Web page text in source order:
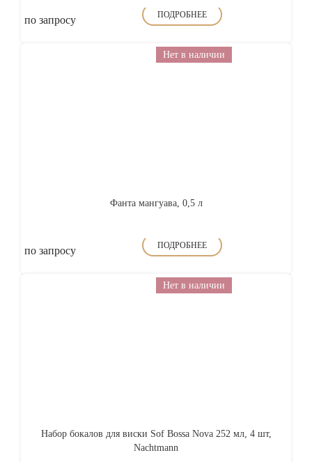
по запросу ПОДРОБНЕЕ
Нет в наличии
Фанта мангуава, 0,5 л
по запросу ПОДРОБНЕЕ
Нет в наличии
Набор бокалов для виски Sof Bossa Nova 252 мл, 4 шт,
Nachtmann